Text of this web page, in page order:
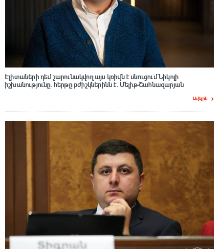
Էլիտաների դեմ շարունակվող այս կռիվն է սնուցում Նիկոլի
իշխանությունը. հերթը բժիշկներինն է. Մելիք-Շահնազարյան
Ավելին